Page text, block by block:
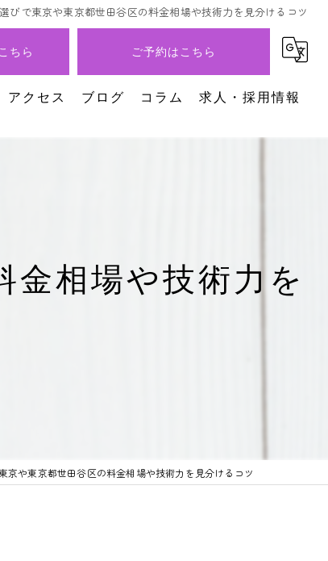
びで東京や東京都世田谷区の料金相場や技術力を見分けるコツ
ちら ご予約はこちら
アクセス ブログ コラム 求人・採用情報
相場や技術力を
京や東京都世田谷区の料金相場や技術力を見分けるコツ